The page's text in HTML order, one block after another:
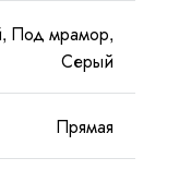
Под мрамор,
Серый
Прямая